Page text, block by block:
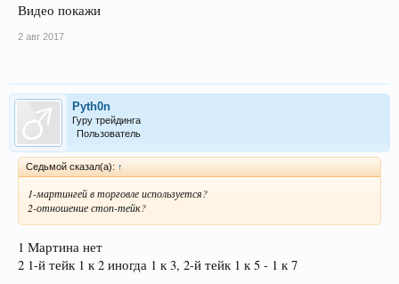
Видео покажи
2 авг 2017
Pyth0n
Гуру трейдинга
Пользователь
Седьмой сказал(а): ↑
1-мартингей в торговле используется?
2-отношение стоп-тейк?
1 Мартина нет
2 1-й тейк 1 к 2 иногда 1 к 3, 2-й тейк 1 к 5 - 1 к 7